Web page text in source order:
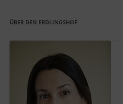
ÜBER DEN ERDLINGSHOF